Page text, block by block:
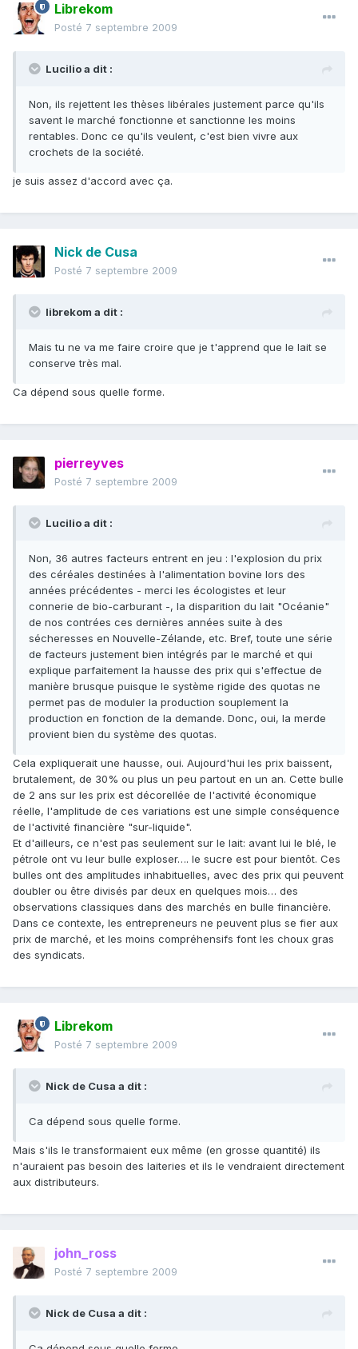
Librekom
Posté 7 septembre 2009
Lucilio a dit :
Non, ils rejettent les thèses libérales justement parce qu'ils
savent le marché fonctionne et sanctionne les moins
rentables. Donc ce qu'ils veulent, c'est bien vivre aux
crochets de la société.
je suis assez d'accord avec ça.
Nick de Cusa
Posté 7 septembre 2009
librekom a dit :
Mais tu ne va me faire croire que je t'apprend que le lait se
conserve très mal.
Ca dépend sous quelle forme.
pierreyves
Posté 7 septembre 2009
Lucilio a dit :
Non, 36 autres facteurs entrent en jeu : l'explosion du prix
des céréales destinées à l'alimentation bovine lors des
années précédentes - merci les écologistes et leur
connerie de bio-carburant -, la disparition du lait "Océanie"
de nos contrées ces dernières années suite à des
sécheresses en Nouvelle-Zélande, etc. Bref, toute une série
de facteurs justement bien intégrés par le marché et qui
explique parfaitement la hausse des prix qui s'effectue de
manière brusque puisque le système rigide des quotas ne
permet pas de moduler la production souplement la
production en fonction de la demande. Donc, oui, la merde
provient bien du système des quotas.
Cela expliquerait une hausse, oui. Aujourd'hui les prix baissent,
brutalement, de 30% ou plus un peu partout en un an. Cette bulle
de 2 ans sur les prix est décorellée de l'activité économique
réelle, l'amplitude de ces variations est une simple conséquence
de l'activité financière "sur-liquide".
Et d'ailleurs, ce n'est pas seulement sur le lait: avant lui le blé, le
pétrole ont vu leur bulle exploser…. le sucre est pour bientôt. Ces
bulles ont des amplitudes inhabituelles, avec des prix qui peuvent
doubler ou être divisés par deux en quelques mois… des
observations classiques dans des marchés en bulle financière.
Dans ce contexte, les entrepreneurs ne peuvent plus se fier aux
prix de marché, et les moins compréhensifs font les choux gras
des syndicats.
Librekom
Posté 7 septembre 2009
Nick de Cusa a dit :
Ca dépend sous quelle forme.
Mais s'ils le transformaient eux même (en grosse quantité) ils
n'auraient pas besoin des laiteries et ils le vendraient directement
aux distributeurs.
john_ross
Posté 7 septembre 2009
Nick de Cusa a dit :